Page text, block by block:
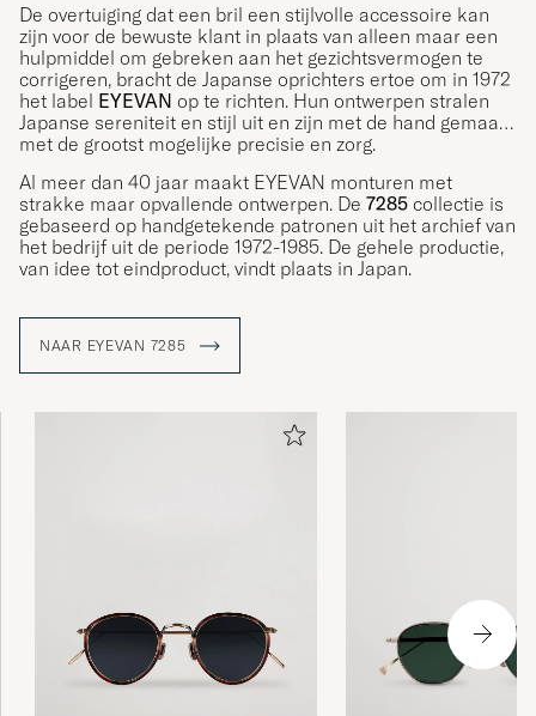
De overtuiging dat een bril een stijlvolle accessoire kan
zijn voor de bewuste klant in plaats van alleen maar een
hulpmiddel om gebreken aan het gezichtsvermogen te
corrigeren, bracht de Japanse oprichters ertoe om in 1972
het label EYEVAN op te richten. Hun ontwerpen stralen
Japanse sereniteit en stijl uit en zijn met de hand gemaakt
met de grootst mogelijke precisie en zorg.
Al meer dan 40 jaar maakt EYEVAN monturen met
strakke maar opvallende ontwerpen. De 7285 collectie is
gebaseerd op handgetekende patronen uit het archief van
het bedrijf uit de periode 1972-1985. De gehele productie,
van idee tot eindproduct, vindt plaats in Japan.
NAAR EYEVAN 7285